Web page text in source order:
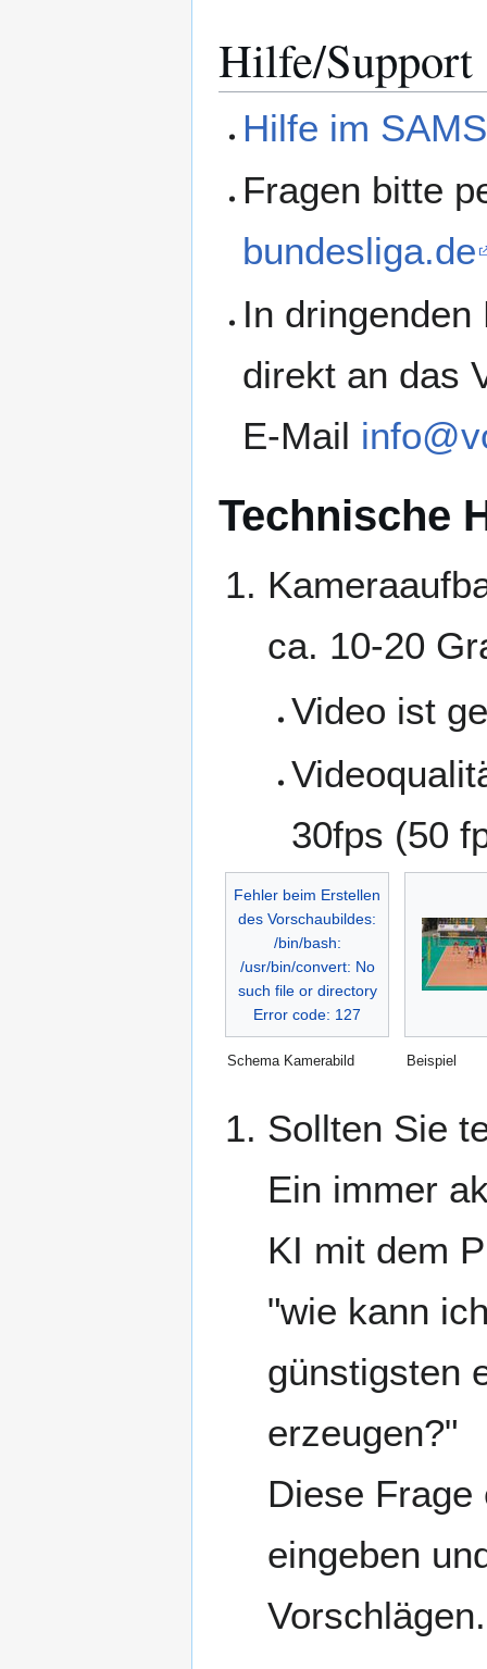
Hilfe/Support
Hilfe im
Fragen bitte
bundesliga.de
In
direkt an das
E-Mail
Technische
ca. 10-20
Video ist
30fps (50
Fehler beim Erstellen
des Vorschaubildes:
/bin/bash:
/usr/bin/convert: No
such file or directory
Error code: 127
Schema Kamerabild Beispiel
Sollten Sie
Ein immer
KI mit dem
"wie kann
günstigsten
erzeugen?"
Diese
eingeben
Vorschlägen.